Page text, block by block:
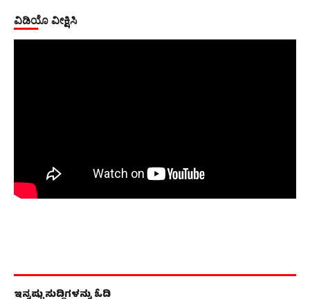
ವಿಡಿಯೊ ವೀಕ್ಷಿಸಿ
ಇನ್ನಷ್ಟು ಸುದ್ದಿಗಳನ್ನು ಓದಿ